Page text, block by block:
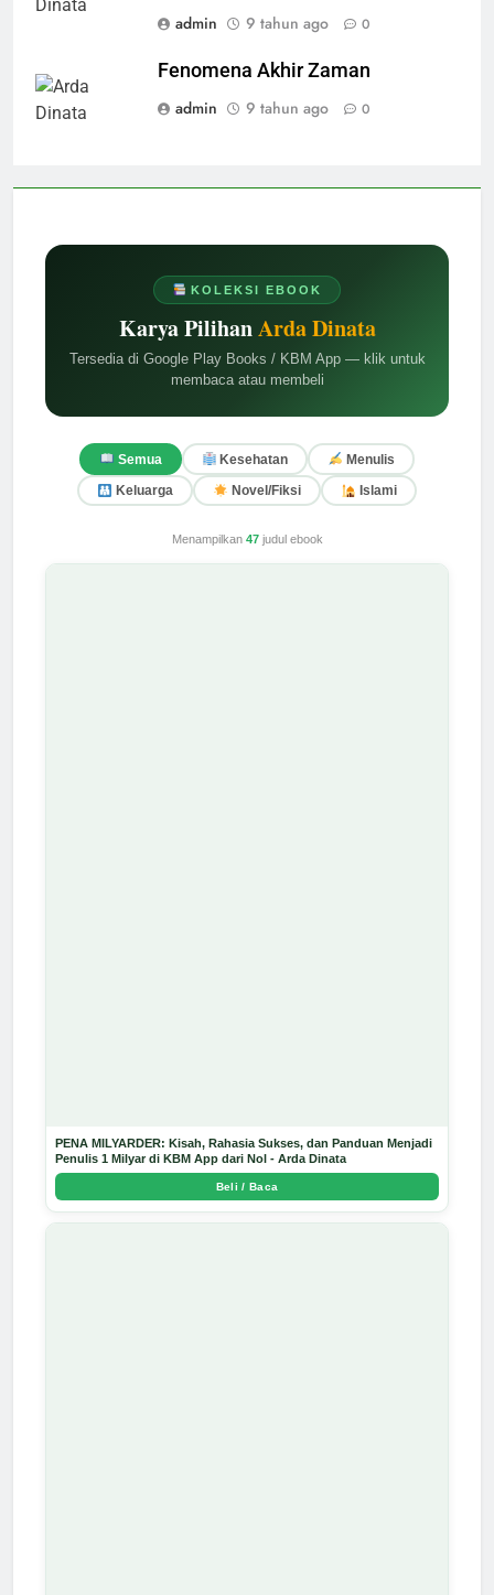
KOLEKSI EBOOK
Karya PilihanArda Dinata
Tersedia di Google Play Books / KBM App — klik untuk
membaca atau membeli
Semua Kesehatan Menulis
Keluarga Novel/Fiksi Islami
Menampilkan 47judul ebook
PENA MILYARDER: Kisah, Rahasia Sukses, dan Panduan Menjadi
Penulis 1 Milyar di KBM App dari Nol - Arda Dinata
Beli / Baca
admin
9 tahun ago 0
Fenomena Akhir Zaman
admin
9 tahun ago 0